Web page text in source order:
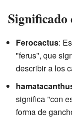
Significado
Ferocactus:
"ferus", que
describir a los
significa "con
forma de